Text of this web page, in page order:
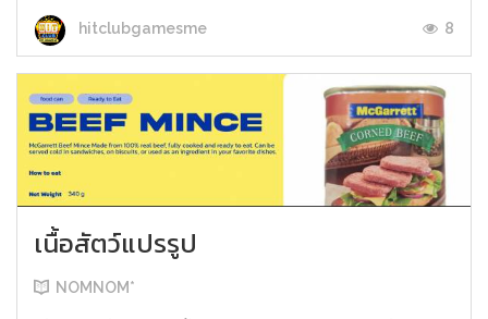
hitclubgamesme 8
เนื้อสัตว์แปรรูป
NOMNOM*